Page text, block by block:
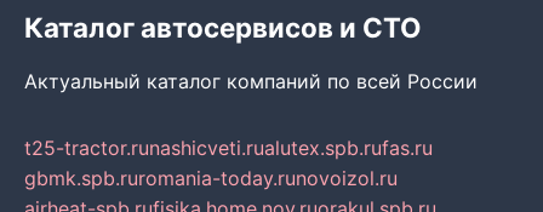
Каталог автосервисов и СТО
Актуальный каталог компаний по всей России
t25-tractor.runashicveti.rualutex.spb.rufas.ru
gbmk.spb.ruromania-today.runovoizol.ru